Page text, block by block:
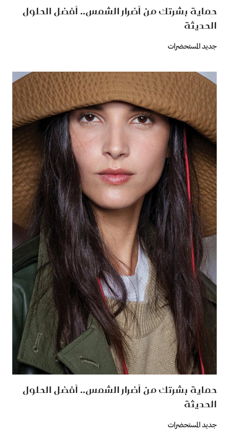
حماية بشرتك من أضرار الشمس.. أفضل الحلول
الحديثة
جديد المستحضرات
حماية بشرتك من أضرار الشمس.. أفضل الحلول
الحديثة
جديد المستحضرات